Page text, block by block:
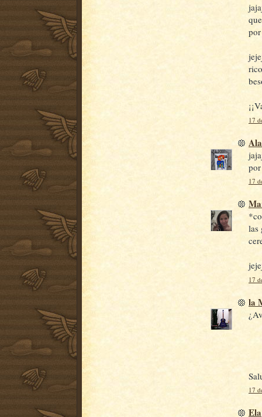
17
17
las
17
la
17
Ela